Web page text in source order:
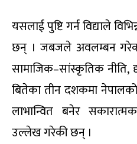
यसलाई पुष्टि गर्न विद्याले
छन् । जबजले अवलम्बन
सामाजिक–सांस्कृतिक
बितेका तीन दशकमा नेपालको
लाभान्वित बनेर
उल्लेख गरेकी छन् ।